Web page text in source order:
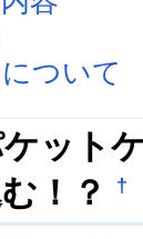
ついて
ット
！？
†